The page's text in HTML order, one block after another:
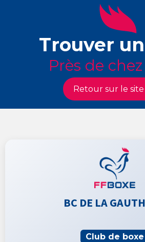
Trouver
Près de
Retour sur le site
BC DE LA
Club de boxe